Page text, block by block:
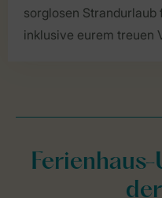
sorglosen Strandurlaub
inklusive eurem treuen